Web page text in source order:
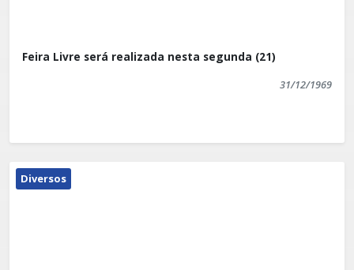
Feira Livre será realizada nesta segunda (21)
31/12/1969
Diversos